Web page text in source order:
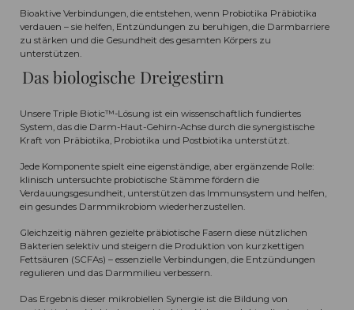
Bioaktive Verbindungen, die entstehen, wenn Probiotika Präbiotika
verdauen – sie helfen, Entzündungen zu beruhigen, die Darmbarriere
zu stärken und die Gesundheit des gesamten Körpers zu
unterstützen.
Das biologische Dreigestirn
Unsere Triple Biotic™-Lösung ist ein wissenschaftlich fundiertes
System, das die Darm-Haut-Gehirn-Achse durch die synergistische
Kraft von Präbiotika, Probiotika und Postbiotika unterstützt.
Jede Komponente spielt eine eigenständige, aber ergänzende Rolle:
klinisch untersuchte probiotische Stämme fördern die
Verdauungsgesundheit, unterstützen das Immunsystem und helfen,
ein gesundes Darmmikrobiom wiederherzustellen.
Gleichzeitig nähren gezielte präbiotische Fasern diese nützlichen
Bakterien selektiv und steigern die Produktion von kurzkettigen
Fettsäuren (SCFAs) – essenzielle Verbindungen, die Entzündungen
regulieren und das Darmmilieu verbessern.
Das Ergebnis dieser mikrobiellen Synergie ist die Bildung von